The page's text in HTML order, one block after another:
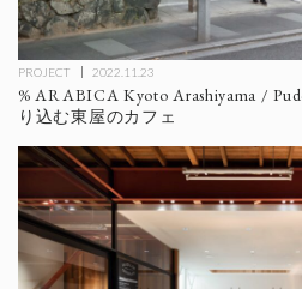
PROJECT 2022.11.23
% ARABICA Kyoto Arashiyama /
り込む東屋のカフェ